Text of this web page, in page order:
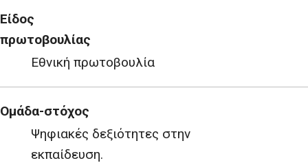
Είδος
πρωτοβουλίας
Εθνική πρωτοβουλία
Ομάδα-στόχος
Ψηφιακές δεξιότητες στην
εκπαίδευση.